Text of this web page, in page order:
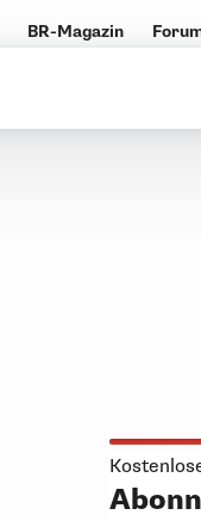
BR-Magazin